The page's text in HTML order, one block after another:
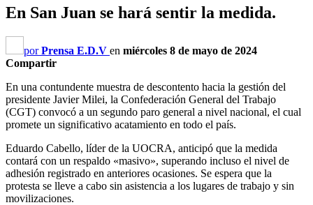
En San Juan se hará sentir la medida.
porPrensa E.D.V en miércoles 8 de mayo de 2024
Compartir
En una contundente muestra de descontento hacia la gestión del
presidente Javier Milei, la Confederación General del Trabajo
(CGT) convocó a un segundo paro general a nivel nacional, el cual
promete un significativo acatamiento en todo el país.
Eduardo Cabello, líder de la UOCRA, anticipó que la medida
contará con un respaldo «masivo», superando incluso el nivel de
adhesión registrado en anteriores ocasiones. Se espera que la
protesta se lleve a cabo sin asistencia a los lugares de trabajo y sin
movilizaciones.